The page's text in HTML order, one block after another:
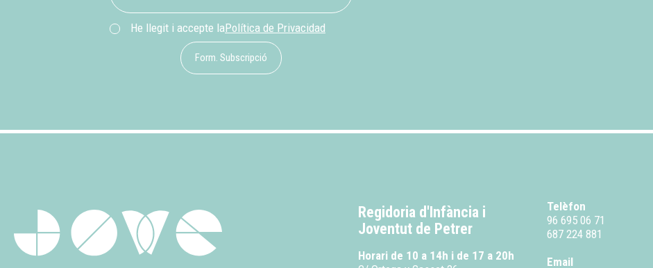
He llegit i accepte laPolítica de Privacidad
Form. Subscripció
Regidoria d'Infància i
Joventut de Petrer
Horari de 10 a 14h i de 17 a 20h
Telèfon
96 695 06 71
687 224 881
Email